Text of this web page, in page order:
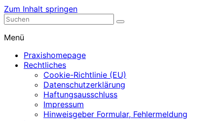
Zum Inhalt springen
Nephrologische Praxis mit Dialyse
Menü
Praxishomepage
Rechtliches
Cookie-Richtlinie (EU)
Datenschutzerklärung
Haftungsausschluss
Impressum
Hinweisgeber Formular, Fehlermeldung